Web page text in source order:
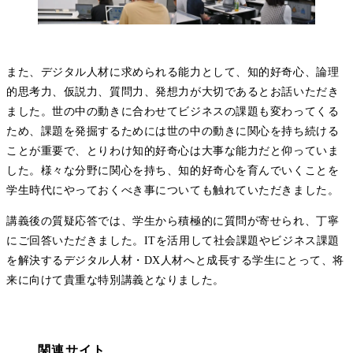
また、デジタル人材に求められる能力として、 知的好奇心、論理
的思考力、仮説力、質問力、発想力 が大切であるとお話いただき
ました。世の中の動きに合わせてビジネスの課題も変わってくる
ため、課題を発掘するためには世の中の動きに関心を持ち続ける
ことが重要で、とりわけ知的好奇心は大事な能力だと仰っていま
した。様々な分野に関心を持ち、知的好奇心を育んでいくことを
学生時代にやっておくべき事についても触れていただきました。
講義後の質疑応答では、学生から積極的に質問が寄せられ、丁寧
にご回答いただきました。 ITを活用して社会課題やビジネス課題
を解決するデジタル人材・DX人材へと成長する学生にとって、将
来に向けて貴重な特別講義となりました。